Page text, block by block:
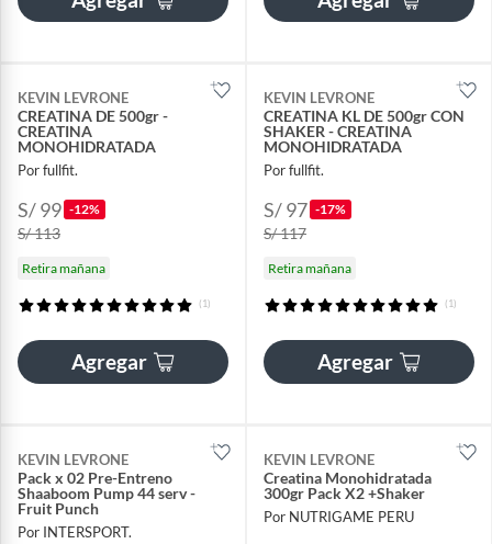
KEVIN LEVRONE
CREATINA DE 500gr -
CREATINA
MONOHIDRATADA
Por fullfit.
S/ 99 -12%
S/ 113
Retira mañana
(1)
Agregar
KEVIN LEVRONE
CREATINA KL DE 500gr CON
SHAKER - CREATINA
MONOHIDRATADA
Por fullfit.
S/ 97 -17%
S/ 117
Retira mañana
(1)
Agregar
KEVIN LEVRONE
Pack x 02 Pre-Entreno
Shaaboom Pump 44 serv -
Fruit Punch
Por INTERSPORT.
KEVIN LEVRONE
Creatina Monohidratada
300gr Pack X2 +Shaker
Por NUTRIGAME PERU